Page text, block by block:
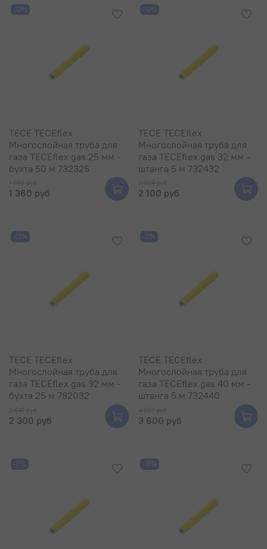
-12%
TECE TECEflex
Многослойная труба для
газа TECEflex gas 25 мм -
бухта 50 м 732325
1 360 руб
-12%
TECE TECEflex
Многослойная труба для
газа TECEflex gas 32 мм -
штанга 5 м 732432
2 100 руб
-13%
TECE TECEflex
Многослойная труба для
газа TECEflex gas 32 мм -
бухта 25 м 782032
2 300 руб
-11%
TECE TECEflex
Многослойная труба для
газа TECEflex gas 40 мм -
штанга 5 м 732440
3 600 руб
-11% -15%